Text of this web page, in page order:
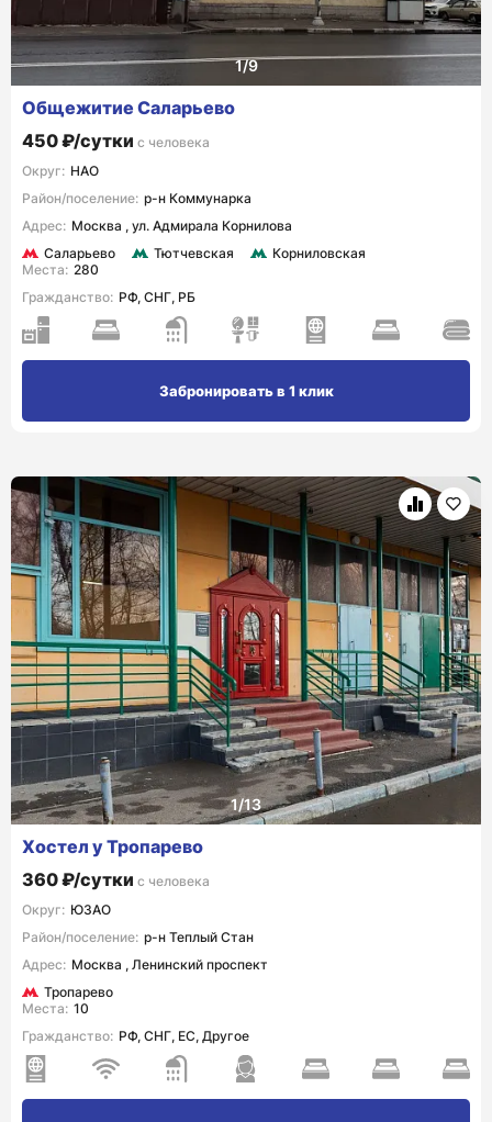
Общежитие Саларьево
450 ₽/сутки с человека
Округ: НАО
Район/поселение: р-н Коммунарка
Адрес: Москва , ул. Адмирала Корнилова
Саларьево
Тютчевская
Корниловская
Места: 280
Гражданство: РФ, СНГ, РБ
Забронировать в 1 клик
Хостел у Тропарево
360 ₽/сутки с человека
Округ: ЮЗАО
Район/поселение: р-н Теплый Стан
Адрес: Москва , Ленинский проспект
Тропарево
Места: 10
Гражданство: РФ, СНГ, ЕС, Другое